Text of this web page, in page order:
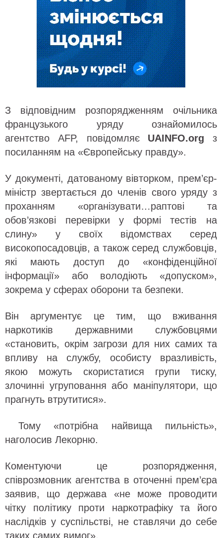
З відповідним розпорядженням очільника
французького уряду ознайомилось
агентство AFP, повідомляє UAINFO.org з
посиланням на «Європейську правду».
У документі, датованому вівторком, прем’єр-
міністр звертається до членів свого уряду з
проханням «організувати…раптові та
обов’язкові перевірки у формі тестів на
слину» у своїх відомствах серед
високопосадовців, а також серед службовців,
які мають доступ до «конфіденційної
інформації» або володіють «допуском»,
зокрема у сферах оборони та безпеки.
Він аргументує це тим, що вживання
наркотиків державними службовцями
«становить, окрім загрози для них самих та
впливу на службу, особисту вразливість,
якою можуть скористатися групи тиску,
злочинні угруповання або маніпулятори, що
прагнуть втрутитися».
Тому «потрібна найвища пильність»,
наголосив Лекорню.
Коментуючи це розпорядження,
співрозмовник агентства в оточенні прем’єра
заявив, що держава «не може проводити
чітку політику проти наркотрафіку та його
наслідків у суспільстві, не ставлячи до себе
таких самих вимог».